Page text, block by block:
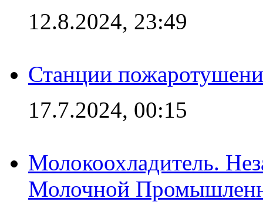
12.8.2024, 23:49
Станции
17.7.2024, 00:15
Молокоохладитель.
Молочной